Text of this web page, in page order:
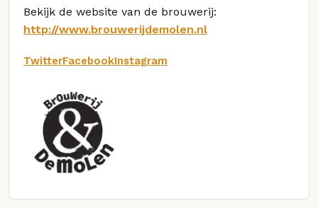
Bekijk de website van de brouwerij:
http://www.brouwerijdemolen.nl
TwitterFacebookInstagram